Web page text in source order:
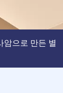
암으로 만든 별